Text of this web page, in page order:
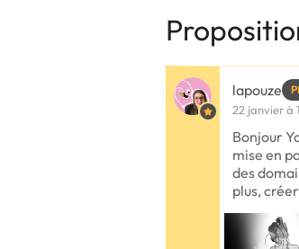
lapouze
22 janvier à
Bonjour
mise en
des
plus,